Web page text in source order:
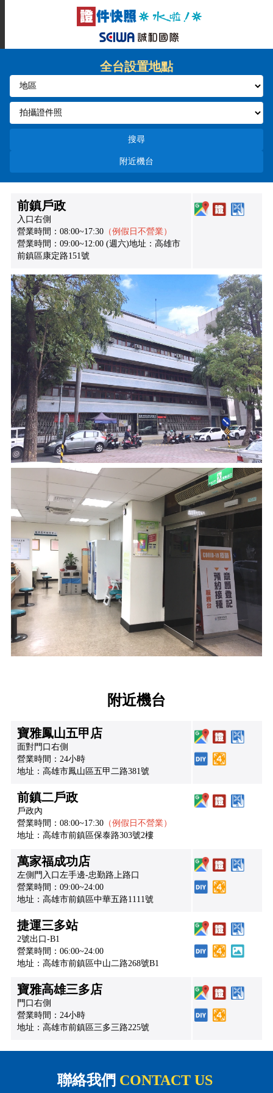
全台設置地點
搜尋
附近機台
前鎮戶政
入口右側
營業時間：08:00~17:30 （例假日不營業）
營業時間：09:00~12:00 (週六)地址：高雄市
前鎮區康定路151號
附近機台
寶雅鳳山五甲店
面對門口右側
營業時間：24小時
地址：高雄市鳳山區五甲二路381號
前鎮二戶政
戶政內
營業時間：08:00~17:30 （例假日不營業）
地址：高雄市前鎮區保泰路303號2樓
萬家福成功店
左側門入口左手邊-忠勤路上路口
營業時間：09:00~24:00
地址：高雄市前鎮區中華五路1111號
捷運三多站
2號出口-B1
營業時間：06:00~24:00
地址：高雄市前鎮區中山二路268號B1
寶雅高雄三多店
門口右側
營業時間：24小時
地址：高雄市前鎮區三多三路225號
聯絡我們 CONTACT US